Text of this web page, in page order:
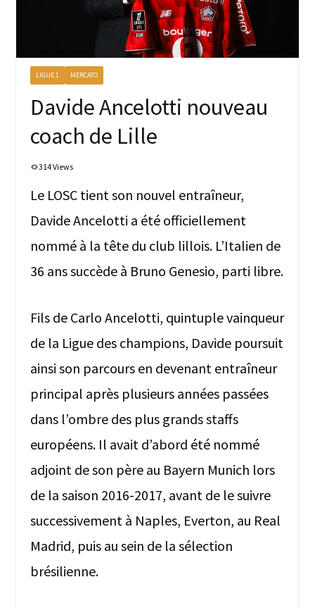
LIGUE 1 MERCATO
Davide Ancelotti nouveau
coach de Lille
314 Views
Le LOSC tient son nouvel entraîneur,
Davide Ancelotti a été officiellement
nommé à la tête du club lillois. L’Italien de
36 ans succède à Bruno Genesio, parti libre.
Fils de Carlo Ancelotti, quintuple vainqueur
de la Ligue des champions, Davide poursuit
ainsi son parcours en devenant entraîneur
principal après plusieurs années passées
dans l’ombre des plus grands staffs
européens. Il avait d’abord été nommé
adjoint de son père au Bayern Munich lors
de la saison 2016-2017, avant de le suivre
successivement à Naples, Everton, au Real
Madrid, puis au sein de la sélection
brésilienne.